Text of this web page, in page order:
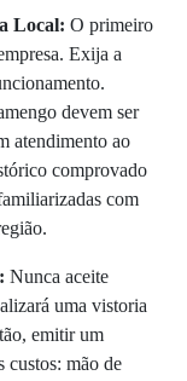
Local: O primeiro
Exija a
devem ser
atendimento ao
comprovado
com
Nunca aceite
uma vistoria
emitir um
custos: mão de